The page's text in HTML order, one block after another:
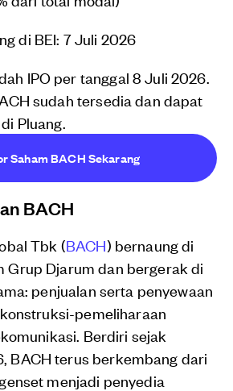
di BEI: 7 Juli 2026
IPO per tanggal 8 Juli 2026.
sudah tersedia dan dapat
Pluang.
Saham BACH Sekarang
BACH
Tbk (BACH) bernaung di
Grup Djarum dan bergerak di
penjualan serta penyewaan
pemeliharaan
Berdiri sejak
BACH terus berkembang dari
menjadi penyedia